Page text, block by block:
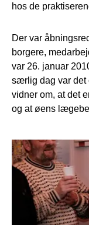
hos de
Der var
borgere,
var 26. januar
særlig dag var det
vidner om, at det
og at øens